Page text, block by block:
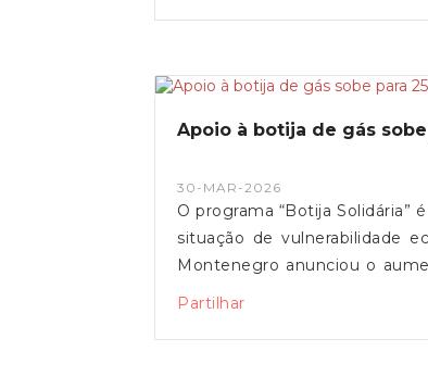
Apoio à botija de gás
30-MAR-2026
O programa “Botija Solidária”
situação de vulnerabilidade
Montenegro anunciou o
três meses, justificando a
Partilhar